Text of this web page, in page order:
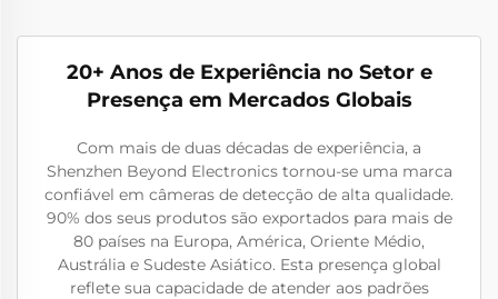
20+ Anos de Experiência no Setor e
Presença em Mercados Globais
Com mais de duas décadas de experiência, a
Shenzhen Beyond Electronics tornou-se uma marca
confiável em câmeras de detecção de alta qualidade.
90% dos seus produtos são exportados para mais de
80 países na Europa, América, Oriente Médio,
Austrália e Sudeste Asiático. Esta presença global
reflete sua capacidade de atender aos padrões